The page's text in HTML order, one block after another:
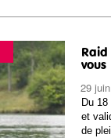
29
Du
et
de